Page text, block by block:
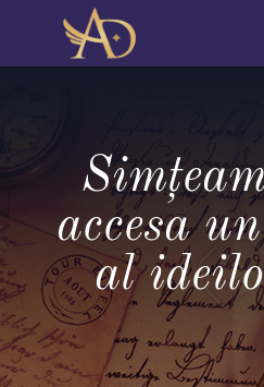
accesa
al